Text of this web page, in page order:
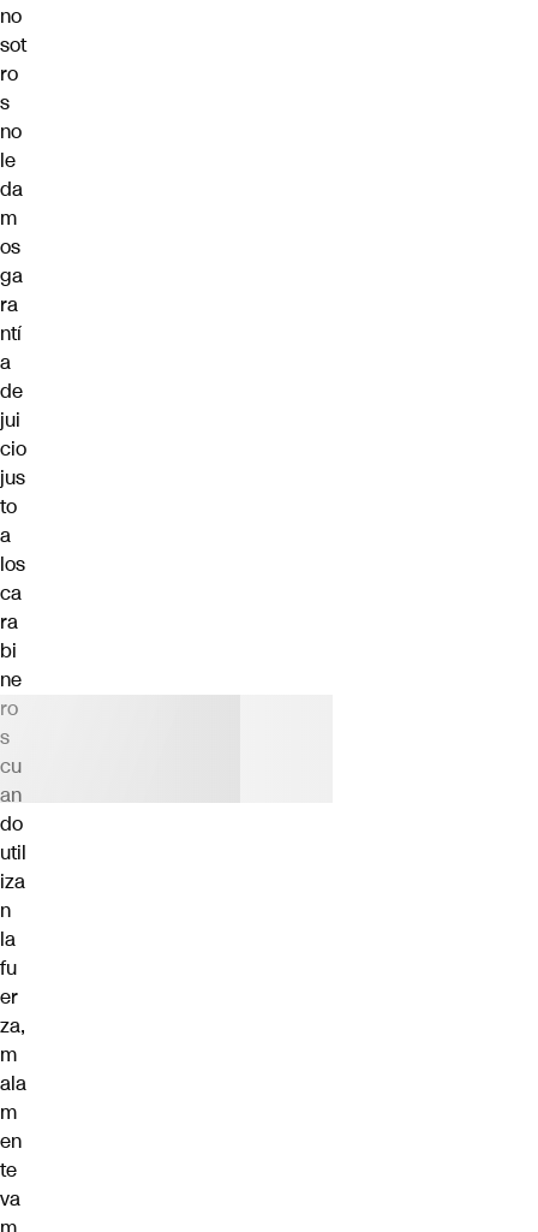
no
sot
ro
s
no
le
da
m
os
ga
ra
ntí
a
de
jui
cio
jus
to
a
los
ca
ra
bi
ne
ro
s
cu
an
do
util
iza
n
la
fu
er
za,
m
ala
m
en
te
va